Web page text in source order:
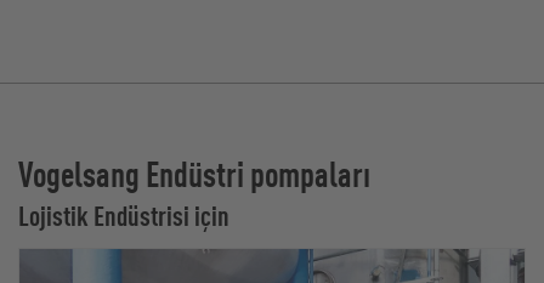
Vogelsang Endüstri pompaları
Lojistik Endüstrisi için